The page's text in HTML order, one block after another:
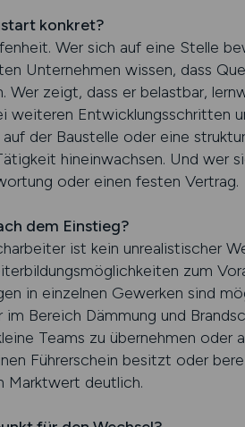
konkret?
Wer sich auf eine Stelle
Unternehmen wissen, dass
zeigt, dass er belastbar,
weiteren
der Baustelle oder eine
hineinwachsen. Und wer
oder einen festen Vertrag.
dem Einstieg?
ist kein unrealistischer
zum
in einzelnen Gewerken sind
im Bereich Dämmung und
Teams zu übernehmen oder
Führerschein besitzt oder
Marktwert deutlich.